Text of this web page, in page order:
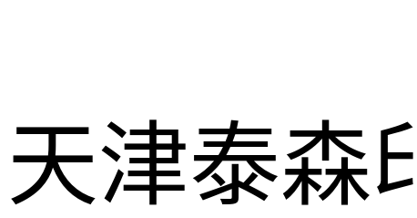
天津泰森